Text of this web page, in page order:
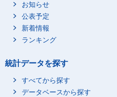
お知らせ
公表予定
新着情報
ランキング
統計データを探す
すべてから探す
データベースから探す